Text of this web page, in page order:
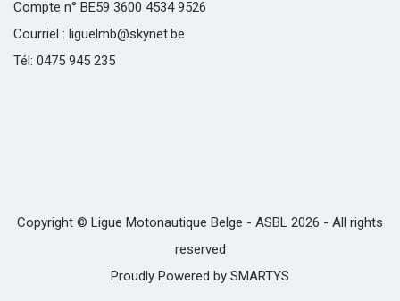
Compte n° BE59 3600 4534 9526
Courriel : liguelmb@skynet.be
Tél: 0475 945 235
Copyright © Ligue Motonautique Belge - ASBL 2026 - All rights
reserved
Proudly Powered by SMARTYS